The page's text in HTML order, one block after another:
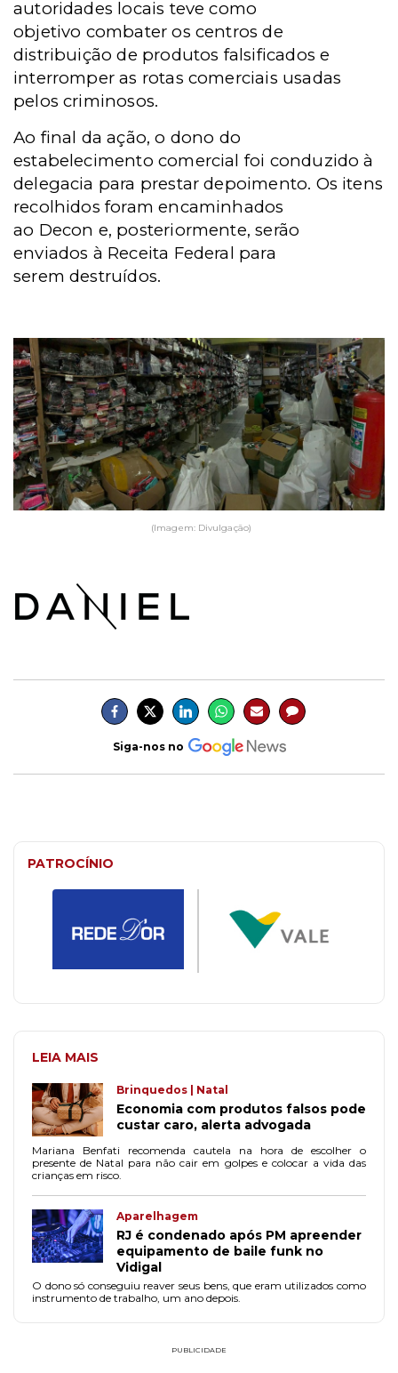
autoridades locais teve como
objetivo combater os centros de
distribuição de produtos falsificados e
interromper as rotas comerciais usadas
pelos criminosos.
Ao final da ação, o dono do
estabelecimento comercial foi conduzido à
delegacia para prestar depoimento. Os itens
recolhidos foram encaminhados
ao Decon e, posteriormente, serão
enviados à Receita Federal para
serem destruídos.
(Imagem: Divulgação)
Siga-nos no
PATROCÍNIO
LEIA MAIS
Brinquedos | Natal
Economia com produtos falsos pode
custar caro, alerta advogada
Mariana Benfati recomenda cautela na hora de escolher o
presente de Natal para não cair em golpes e colocar a vida das
crianças em risco.
Aparelhagem
RJ é condenado após PM apreender
equipamento de baile funk no
Vidigal
O dono só conseguiu reaver seus bens, que eram utilizados como
instrumento de trabalho, um ano depois.
PUBLICIDADE